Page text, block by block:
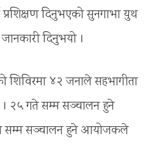
दिनुभएको सुनगाभा युथ
दिनुभयो ।
४२ जनाले सहभागीता
। २५ गते सम्म सञ्चालन हुने
सम्म सञ्चालन हुने आयोजकले